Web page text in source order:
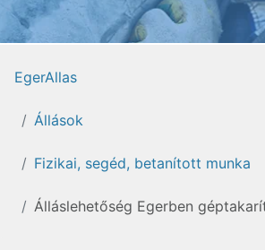
EgerAllas
Állások
Fizikai, segéd, betanított munka
Álláslehetőség Egerben